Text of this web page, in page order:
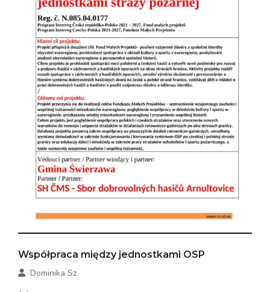
Współpraca między jednostkami OSP
Dominika Sz